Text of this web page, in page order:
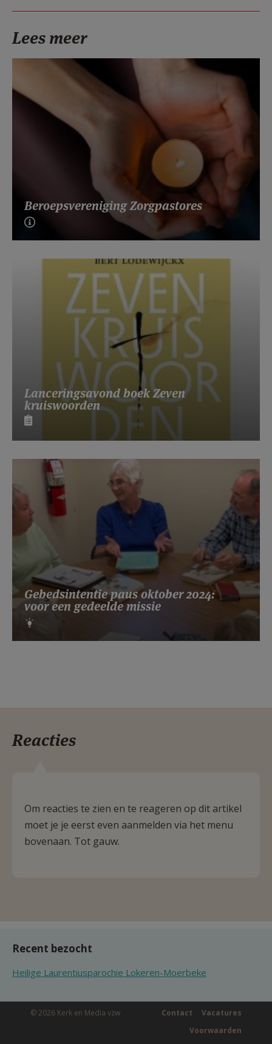
Lees meer
Beroepsvereniging Zorgpastores
Lanceringsavond boek Zeven
kruiswoorden
Gebedsintentie paus oktober 2024:
voor een gedeelde missie
Reacties
Om reacties te zien en te reageren op dit artikel
moet je je eerst even aanmelden via het menu
bovenaan. Tot gauw.
Recent bezocht
Heilige Laurentiusparochie Lokeren-Moerbeke
© 2026 Kerk en Media vzw Vacatures
Contact
Voorwaarden